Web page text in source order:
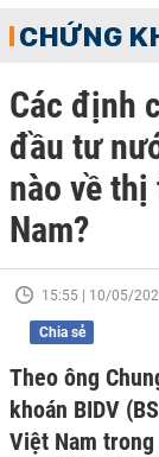
CHỨNG
Các định
đầu tư
nào về
Nam?
15:55 | 10/05/
Chia sẻ
Theo ông
khoán BIDV
Việt Nam